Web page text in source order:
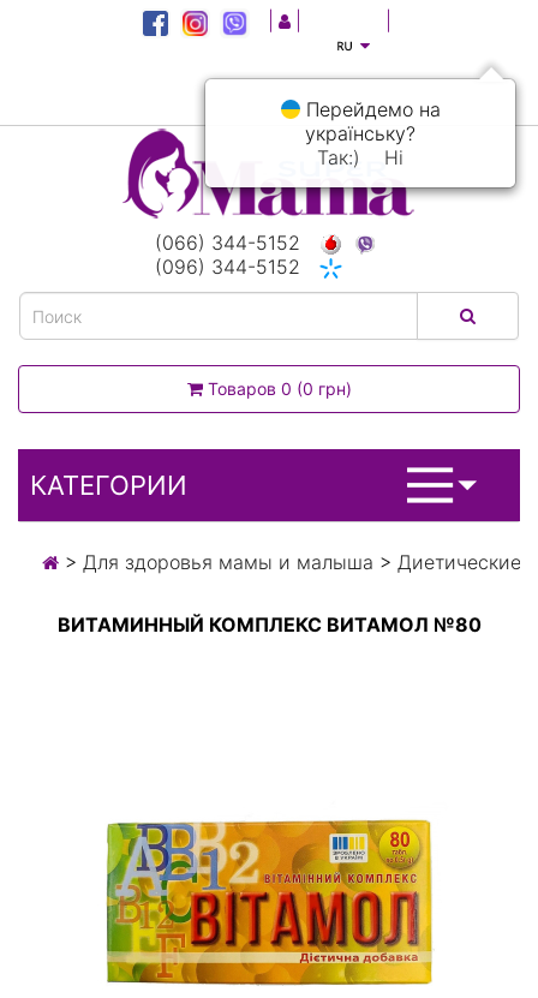
(066) 344-5152
(096) 344-5152
Товаров 0 (0 грн)
КАТЕГОРИИ
> Для здоровья мамы и малыша > Диетические
ВИТАМИННЫЙ КОМПЛЕКС ВИТАМОЛ №80
Перейдемо на
українську?
Так:)
Ні